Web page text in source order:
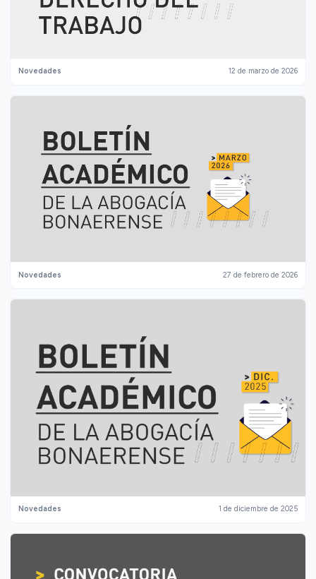
Novedades 12 de marzo de 2026
Novedades 27 de febrero de 2026
Novedades 1 de diciembre de 2025